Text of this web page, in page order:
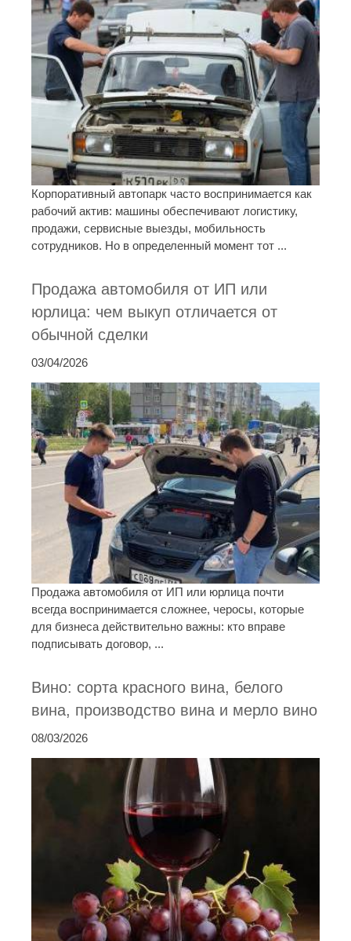
Корпоративный автопарк часто воспринимается как
рабочий актив: машины обеспечивают логистику,
продажи, сервисные выезды, мобильность
сотрудников. Но в определенный момент тот ...
Продажа автомобиля от ИП или
юрлица: чем выкуп отличается от
обычной сделки
03/04/2026
Продажа автомобиля от ИП или юрлица почти
всегда воспринимается сложнее, черосы, которые
для бизнеса действительно важны: кто вправе
подписывать договор, ...
Вино: сорта красного вина, белого
вина, производство вина и мерло вино
08/03/2026